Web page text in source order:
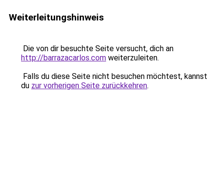
Weiterleitungshinweis
Die von dir besuchte Seite versucht, dich an
http://barrazacarlos.com weiterzuleiten.
Falls du diese Seite nicht besuchen möchtest, kannst
du zur vorherigen Seite zurückkehren.